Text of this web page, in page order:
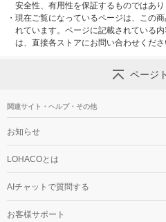
安全性、有用性を保証するものではあり
・ 現在ご覧になっているページは、この
れています。ページに記載されている
は、直接各ストアにお問い合わせくださ
ページ
関連サイト・ヘルプ・その他
お知らせ
LOHACOとは
AIチャットで質問する
お客様サポート